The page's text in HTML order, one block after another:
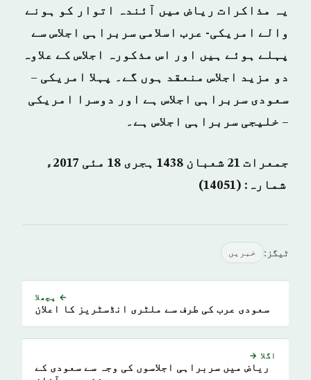
یہ مذاکرات ریاض میں آئندہ اتوار کو ہونے
والے امریکی- عرب اسلامی سربراہی اجلاس سے
پہلے ہوئے ہیں اور اس مذکورہ اجلاس کے علاوہ
دو مزید اجلاس منعقد ہوں گے۔ پہلا امریکی –
سعودی سربراہی اجلاس ہے اور دوسرا امریکی
– خلیجی سربراہی اجلاس ہے۔
جمعرات 21 شعبان 1438 ہجری­ 18 مئی 2017ء
شمارہ: (14051)
ٹیگز: خبريں
← پچھلا
سعودی عرب کی طرف سے ملٹری انڈسٹریز کا اعلان
اگلا →
ریاض میں سربراہی اجلاسوں کی وجہ سے سعودی کے